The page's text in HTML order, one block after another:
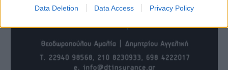
Data Deletion Data Access Privacy Policy